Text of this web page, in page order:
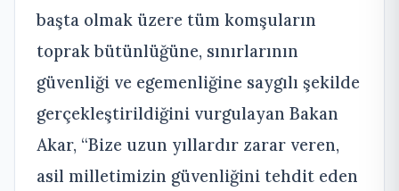
başta olmak üzere tüm komşuların
toprak bütünlüğüne, sınırlarının
güvenliği ve egemenliğine saygılı şekilde
gerçekleştirildiğini vurgulayan Bakan
Akar, “Bize uzun yıllardır zarar veren,
asil milletimizin güvenliğini tehdit eden